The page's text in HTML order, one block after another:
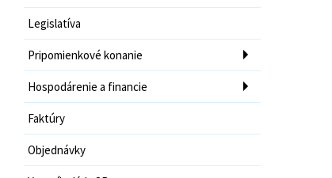
Legislatíva
Pripomienkové konanie
Hospodárenie a financie
Faktúry
Objednávky